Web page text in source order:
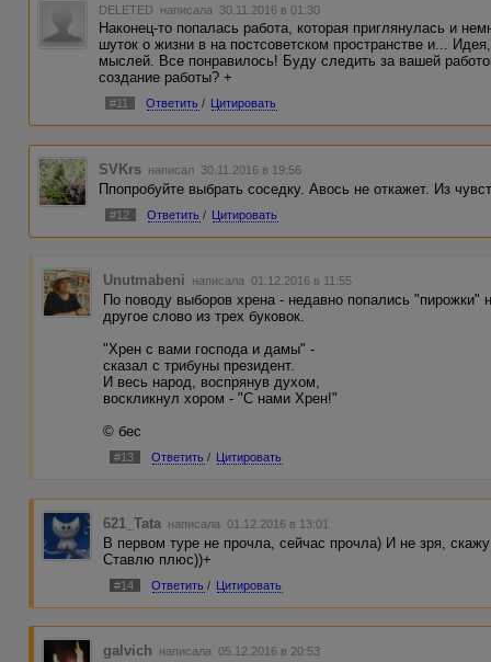
DELETED написала 30.11.2016 в 01:30
Наконец-то попалась работа, которая приглянулась и
шуток о жизни в на постсоветском пространстве и...
мыслей. Все понравилось! Буду следить за вашей
создание работы? +
#11 Ответить / Цитировать
SVKrs написал 30.11.2016 в 19:56
Ппопробуйте выбрать соседку. Авось не откажет. Из
#12 Ответить / Цитировать
Unutmabeni написала 01.12.2016 в 11:55
По поводу выборов хрена - недавно попались "пирожки"
другое слово из трех буковок.
"Хрен с вами господа и дамы" -
сказал с трибуны президент.
И весь народ, воспрянув духом,
воскликнул хором - "С нами Хрен!"
© бес
#13 Ответить / Цитировать
621_Tata написала 01.12.2016 в 13:01
В первом туре не прочла, сейчас прочла) И не зря,
Ставлю плюс))+
#14 Ответить / Цитировать
galvich написала 05.12.2016 в 20:53